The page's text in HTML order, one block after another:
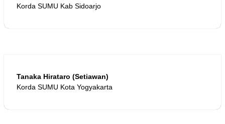
Korda SUMU Kab Sidoarjo
Tanaka Hirataro (Setiawan)
Korda SUMU Kota Yogyakarta